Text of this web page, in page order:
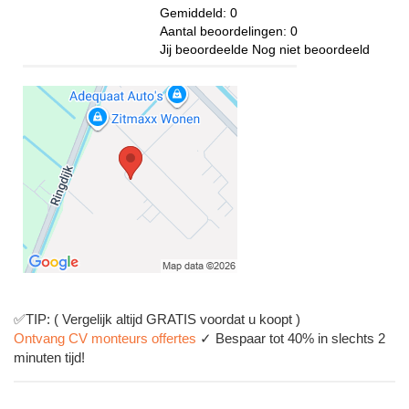
Gemiddeld: 0
Aantal beoordelingen: 0
Jij beoordeelde Nog niet beoordeeld
✅TIP: ( Vergelijk altijd GRATIS voordat u koopt )
Ontvang CV monteurs offertes ✓ Bespaar tot 40% in slechts 2
minuten tijd!